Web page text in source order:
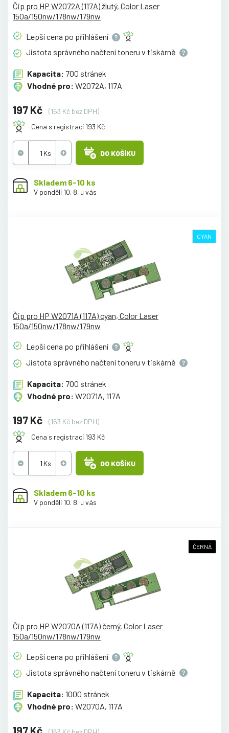
Čip pro HP W2072A (117A) žlutý, Color Laser
150a/150nw/178nw/179nw
Lepší cena po přihlášení
Jistota správného načtení toneru v tiskárně
Kapacita: 700 stránek
Vhodné pro: W2072A, 117A
197 Kč
(163 Kč bez DPH)
Cena s registrací 193 Kč
DO KOŠÍKU
Skladem 6-10 ks
V pondělí 10. 8. u vás
CYAN
Čip pro HP W2071A (117A) cyan, Color Laser
150a/150nw/178nw/179nw
Lepší cena po přihlášení
Jistota správného načtení toneru v tiskárně
Kapacita: 700 stránek
Vhodné pro: W2071A, 117A
197 Kč
(163 Kč bez DPH)
Cena s registrací 193 Kč
DO KOŠÍKU
Skladem 6-10 ks
V pondělí 10. 8. u vás
ČERNÁ
Čip pro HP W2070A (117A) černý, Color Laser
150a/150nw/178nw/179nw
Lepší cena po přihlášení
Jistota správného načtení toneru v tiskárně
Kapacita: 1000 stránek
Vhodné pro: W2070A, 117A
197 Kč